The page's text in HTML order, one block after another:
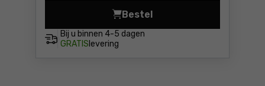
Bij u binnen 4-5 dagen
GRATIS levering
Bestel
Accu-blindklinkmoerpistool